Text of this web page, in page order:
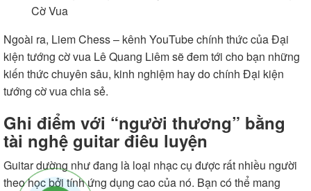
Cờ Vua
Ngoài ra, Liem Chess– kênh YouTube chính thức của Đại
kiện tướng cờ vua Lê Quang Liêm sẽ đem tới cho bạn những
kiến thức chuyên sâu, kinh nghiệm hay do chính Đại kiện
tướng cờ vua chia sẻ.
Ghi điểm với “người thương” bằng
tài nghệ guitar điêu luyện
Guitar dường như đang là loại nhạc cụ được rất nhiều người
theo học bởi tính ứng dụng cao của nó. Bạn có thể mang